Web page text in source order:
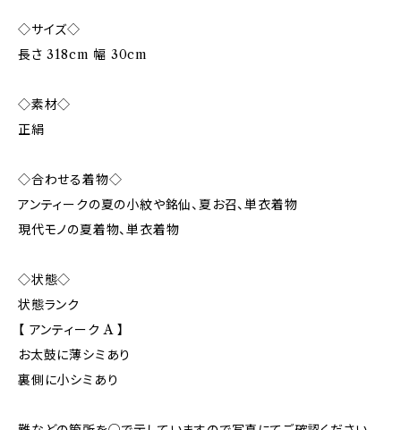
◇サイズ◇
長さ 318cm 幅 30cm
◇素材◇
正絹
◇合わせる着物◇
アンティークの夏の小紋や銘仙、夏お召、単衣着物
現代モノの夏着物、単衣着物
◇状態◇
状態ランク
【 アンティーク A 】
お太鼓に薄シミあり
裏側に小シミあり